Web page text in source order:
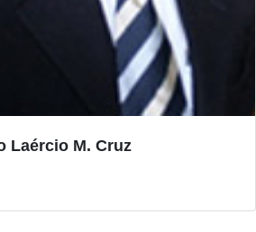
Laércio M. Cruz